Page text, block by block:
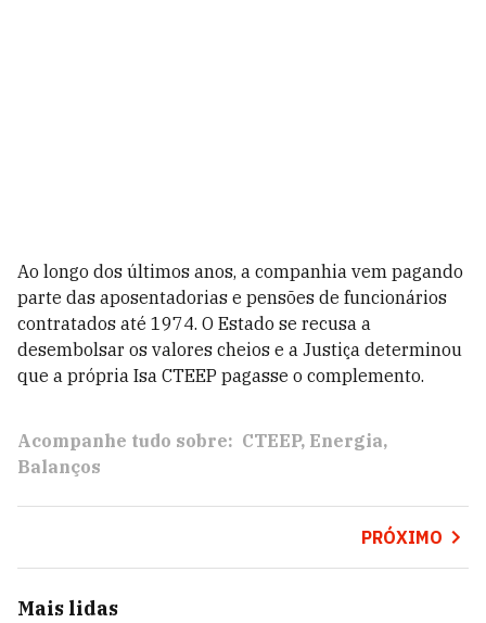
Ao longo dos últimos anos, a companhia vem pagando
parte das aposentadorias e pensões de funcionários
contratados até 1974. O Estado se recusa a
desembolsar os valores cheios e a Justiça determinou
que a própria Isa CTEEP pagasse o complemento.
Acompanhe tudo sobre: CTEEP Energia
Balanços
PRÓXIMO
Mais lidas